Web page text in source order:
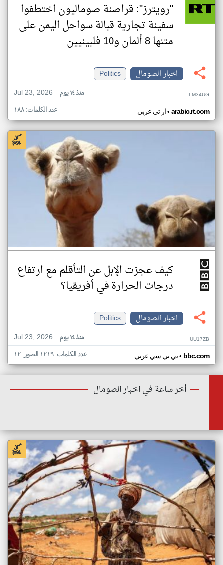
"رويترز": قراصنة صوماليون اختطفوا
سفينة تجارية قبالة سواحل اليمن على
متنها 8 ألمان و10 فلبينيين
اخبار الصومال
Politics
Jul 23, 2026
منذ ١٤ يوم LM34UG
ار تي عربي• arabic.rt.com عدد الكلمات: ١٨٨
كيف عجزت الإبل عن التأقلم مع ارتفاع
درجات الحرارة في أفريقيا؟
اخبار الصومال
Politics
Jul 23, 2026
منذ ١٤ يوم UU17ZB
بي بي سي عربي• bbc.com عدد الكلمات: ١٢١٩ الصور: ١٢
أخر ساعة في اخبار الصومال